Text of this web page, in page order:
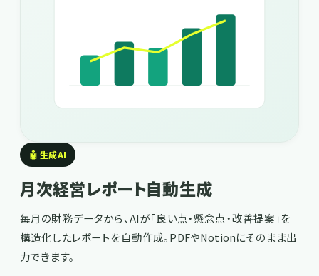
🤖 生成AI
月次経営レポート自動生成
毎月の財務データから、AIが「良い点・懸念点・改善提案」を
構造化したレポートを自動作成。PDFやNotionにそのまま出
力できます。